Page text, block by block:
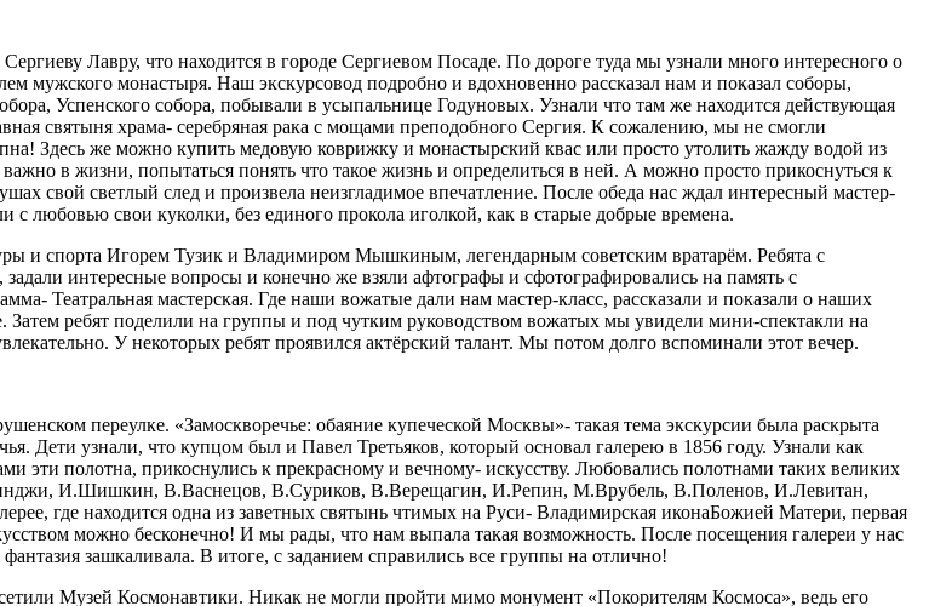
Лавру, что находится в городе Сергиевом Посаде. По дороге туда мы узнали много интересного о
мужского монастыря. Наш экскурсовод подробно и вдохновенно рассказал нам и показал соборы,
Успенского собора, побывали в усыпальнице Годуновых. Узнали что там же находится действующая
святыня храма- серебряная рака с мощами преподобного Сергия. К сожалению, мы не смогли
Здесь же можно купить медовую коврижку и монастырский квас или просто утолить жажду водой из
в жизни, попытаться понять что такое жизнь и определиться в ней. А можно просто прикоснуться к
свой светлый след и произвела неизгладимое впечатление. После обеда нас ждал интересный мастер-
любовью свои куколки, без единого прокола иголкой, как в старые добрые времена.
и спорта Игорем Тузик и Владимиром Мышкиным, легендарным советским вратарём. Ребята с
интересные вопросы и конечно же взяли афтографы и сфотографировались на память с
Театральная мастерская. Где наши вожатые дали нам мастер-класс, рассказали и показали о наших
Затем ребят поделили на группы и под чутким руководством вожатых мы увидели мини-спектакли на
У некоторых ребят проявился актёрский талант. Мы потом долго вспоминали этот вечер.
переулке. «Замоскворечье: обаяние купеческой Москвы»- такая тема экскурсии была раскрыта
Дети узнали, что купцом был и Павел Третьяков, который основал галерею в 1856 году. Узнали как
эти полотна, прикоснулись к прекрасному и вечному- искусству. Любовались полотнами таких великих
И.Шишкин, В.Васнецов, В.Суриков, В.Верещагин, И.Репин, М.Врубель, В.Поленов, И.Левитан,
где находится одна из заветных святынь чтимых на Руси- Владимирская иконаБожией Матери, первая
можно бесконечно! И мы рады, что нам выпала такая возможность. После посещения галереи у нас
зашкаливала. В итоге, с заданием справились все группы на отлично!
Музей Космонавтики. Никак не могли пройти мимо монумент «Покорителям Космоса», ведь его